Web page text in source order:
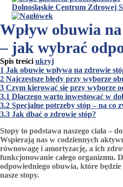
Wpływ obuwia
– jak wybrać
Spis treści ukryj
1 Jak obuwie wpływa na zdrowie
2 Najczęstsze błędy przy wyborze
3 Czym kierować się przy wyborze
3.1 Dlaczego warto inwestować w
3.2 Specjalne potrzeby stóp – na co
3.3 Jak dbać o zdrowie stóp?
Stopy to podstawa naszego ciała –
Wspierają nas w codziennych
równowagę i amortyzację, a ich
funkcjonowanie całego organizmu.
odpowiedniego obuwia, które będzie
nasze stopy.